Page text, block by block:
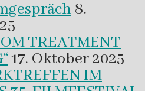
8.
TREATMENT
17. Oktober 2025
IM